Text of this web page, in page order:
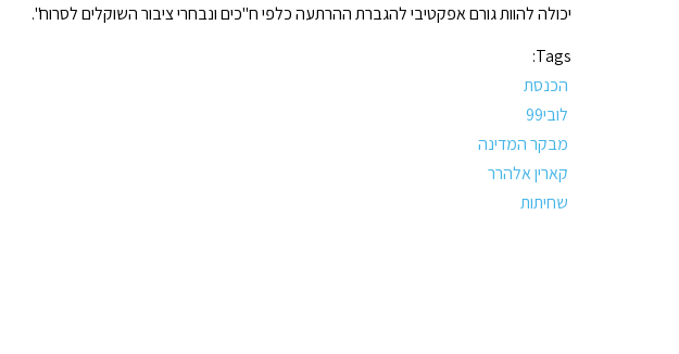
יכולה להוות גורם אפקטיבי להגברת ההרתעה כלפי ח"כים ונבחרי ציבור השוקלים לסרוח".
Tags:
הכנסת
לובי99
מבקר המדינה
קארין אלהרר
שחיתות